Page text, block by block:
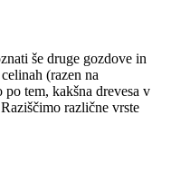
še druge gozdove in
(razen na
tem, kakšna drevesa v
različne vrste